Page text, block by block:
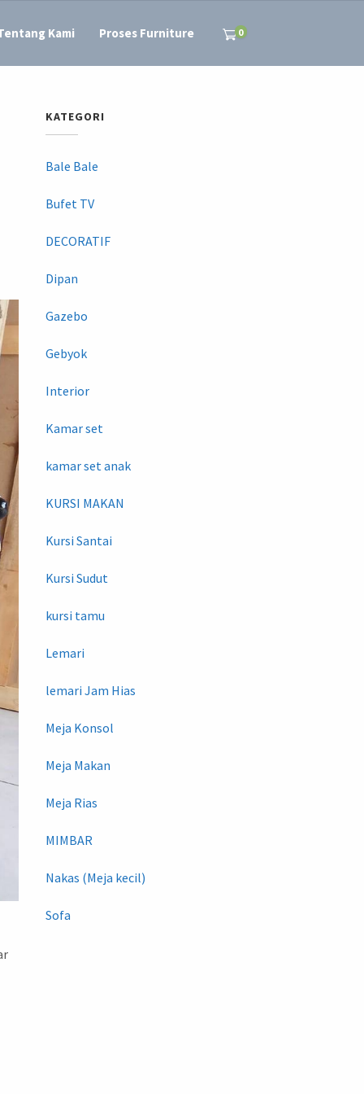
Kami Proses Furniture 0
KATEGORI
Bale Bale
Bufet TV
DECORATIF
Dipan
Gazebo
Gebyok
Interior
Kamar set
kamar set anak
KURSI MAKAN
Kursi Santai
Kursi Sudut
kursi tamu
Lemari
lemari Jam Hias
Meja Konsol
Meja Makan
Meja Rias
MIMBAR
Nakas (Meja kecil)
Sofa